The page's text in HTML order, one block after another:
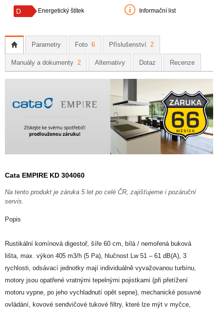
D Energetický štítek Informační list
Parametry Foto 6 Příslušenství 2
Manuály a dokumenty 2 Alternativy Dotaz Recenze
Cata EMPIRE KD 304060
Na tento produkt je záruka 5 let po celé ČR, zajišťujeme i pozáruční
servis.
Popis
Rustikální komínová digestoř, šíře 60 cm, bílá / nemořená buková
lišta, max. výkon 405 m3/h (5 Pa), hlučnost Lw 51 – 61 dB(A), 3
rychlosti, odsávací jednotky mají individuálně vyvažovanou turbínu,
motory jsou opatřené vratnými tepelnými pojistkami (při přetížení
motoru vypne, po jeho vychladnutí opět sepne), mechanické posuvné
ovládání, kovové sendvičové tukové filtry, které lze mýt v myčce,